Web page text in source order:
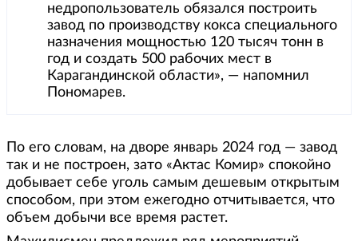
недропользователь обязался построить
завод по производству кокса специального
назначения мощностью 120 тысяч тонн в
год и создать 500 рабочих мест в
Карагандинской области», — напомнил
Пономарев.
По его словам, на дворе январь 2024 год — завод
так и не построен, зато «Актас Комир» спокойно
добывает себе уголь самым дешевым открытым
способом, при этом ежегодно отчитывается, что
объем добычи все время растет.